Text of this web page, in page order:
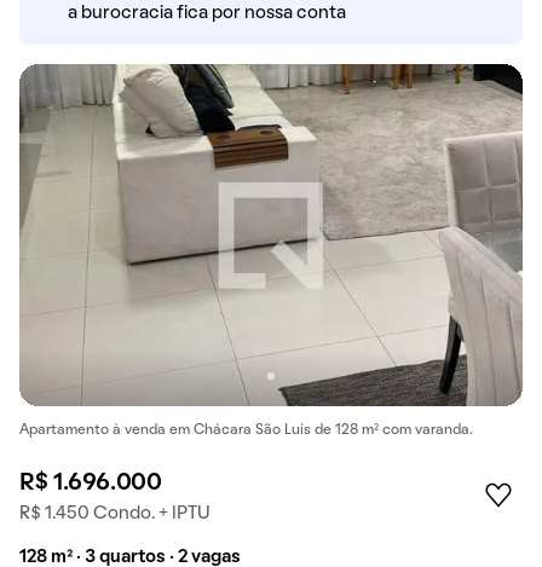
a burocracia fica por nossa conta
Apartamento à venda em Chácara São Luís de 128 m² com varanda.
R$ 1.696.000
R$ 1.450 Condo. + IPTU
128 m² · 3 quartos · 2 vagas